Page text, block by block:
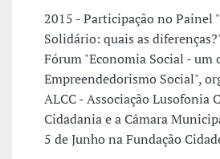
2015 - Participação no Painel
Solidário: quais as
Fórum "Economia Social - um
Empreendedorismo Social",
ALCC - Associação Lusofonia
Cidadania e a Câmara
5 de Junho na Fundação